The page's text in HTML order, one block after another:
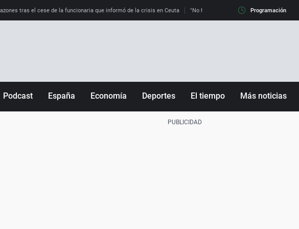
tras el cese de la funcionaria que informó de la crisis en Ceuta "No hay mafias, que no nos engañen":
Programación
Podcast España Economía Deportes El tiempo Más noticias